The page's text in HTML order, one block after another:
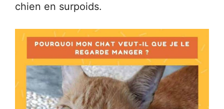
chien en surpoids.